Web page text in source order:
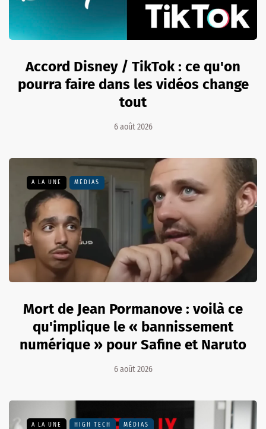
Accord Disney / TikTok : ce qu'on
pourra faire dans les vidéos change
tout
6 août 2026
A LA UNE MÉDIAS
Mort de Jean Pormanove : voilà ce
qu'implique le « bannissement
numérique » pour Safine et Naruto
6 août 2026
A LA UNE HIGH TECH MÉDIAS